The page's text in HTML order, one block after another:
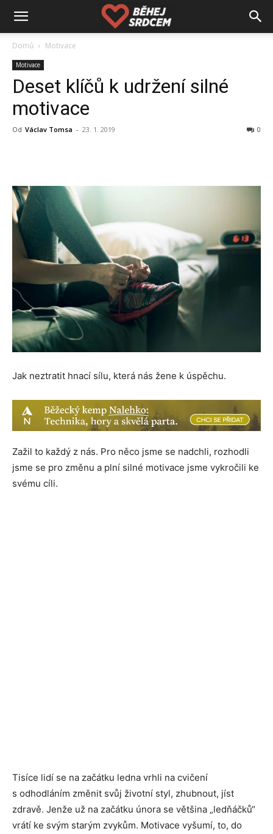
Domů Motivace
Motivace
Deset klíčů k udržení silné
motivace
Od Václav Tomsa - 23. 1. 2019 0
Jak neztratit hnací sílu, která nás žene k úspěchu.
Zažil to každý z nás. Pro něco jsme se nadchli, rozhodli
jsme se pro změnu a plní silné motivace jsme vykročili ke
svému cíli.
Tisíce lidí se na začátku ledna vrhli na cvičení
s odhodláním změnit svůj životní styl, zhubnout, jíst
zdravě. Jenže už na začátku února se většina „ledňáčků“
vrátí ke svým starým zvykům. Motivace vyšumí, to, do